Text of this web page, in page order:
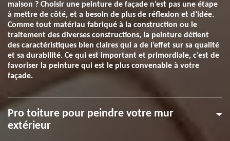
maison ? Choisir une peinture de façade n’est pas une étape
à mettre de côté, et a besoin de plus de réflexion et d’idée.
Comme tout matériau fabriqué à la construction ou le
traitement des diverses constructions, la peinture détient
des caractéristiques bien claires qui a de l’effet sur sa qualité
et sa durabilité. Ce qui est important et primordiale, c’est de
favoriser la peinture qui est le plus convenable à votre
façade.
Pro toiture pour peindre votre mur
extérieur